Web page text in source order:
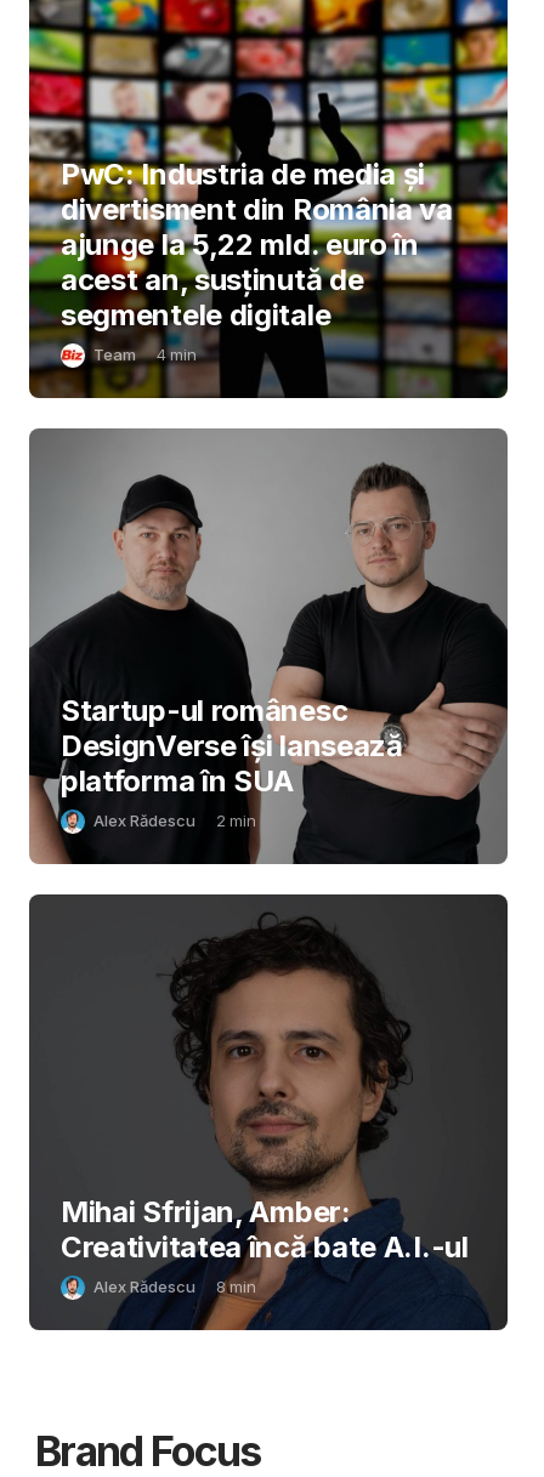
PwC: Industria de media și
divertisment din România va
ajunge la 5,22 mld. euro în
acest an, susținută de
segmentele digitale
Team 4min
Startup-ul românesc
DesignVerse își lansează
platforma în SUA
Alex Rădescu 2 min
Mihai Sfrijan, Amber:
Creativitatea încă bate A.I.-ul
Alex Rădescu 8min
Brand Focus